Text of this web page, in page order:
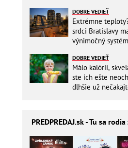
DOBRE VEDIEŤ
Extrémne
srdci Bratislavy
výnimočný
DOBRE VEDIEŤ
Málo kalórií,
ste ich ešte
dlhšie už
PREDPREDAJ.sk - Tu sa